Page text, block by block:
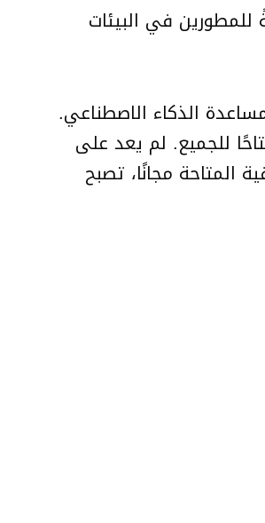
في البيئات
الذكاء الاصطناعي.
للجميع. لم يعد على
المتاحة مجانًا، تصبح